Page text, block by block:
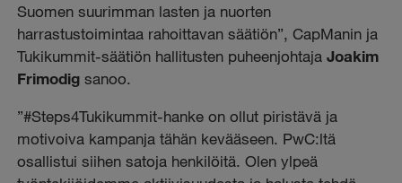
Suomen suurimman lasten ja nuorten
harrastustoimintaa rahoittavan säätiön”, CapManin ja
Tukikummit-säätiön hallitusten puheenjohtajaJoakim
Frimodig sanoo.
”#Steps4Tukikummit-hanke on ollut piristävä ja
motivoiva kampanja tähän kevääseen. PwC:ltä
osallistui siihen satoja henkilöitä. Olen ylpeä